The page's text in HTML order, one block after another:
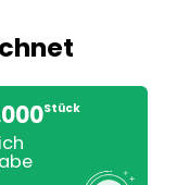
Stück